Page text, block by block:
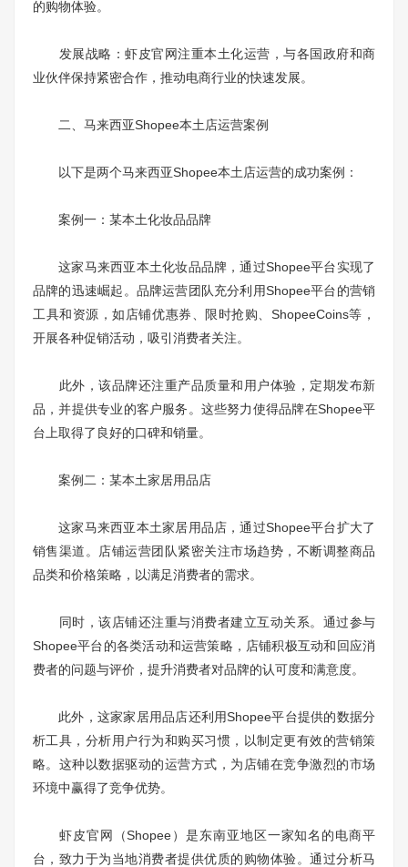
的购物体验。
发展战略：虾皮官网注重本土化运营，与各国政府和商
业伙伴保持紧密合作，推动电商行业的快速发展。
二、马来西亚Shopee本土店运营案例
以下是两个马来西亚Shopee本土店运营的成功案例：
案例一：某本土化妆品品牌
这家马来西亚本土化妆品品牌，通过Shopee平台实现了
品牌的迅速崛起。品牌运营团队充分利用Shopee平台的营销
工具和资源，如店铺优惠券、限时抢购、ShopeeCoins等，
开展各种促销活动，吸引消费者关注。
此外，该品牌还注重产品质量和用户体验，定期发布新
品，并提供专业的客户服务。这些努力使得品牌在Shopee平
台上取得了良好的口碑和销量。
案例二：某本土家居用品店
这家马来西亚本土家居用品店，通过Shopee平台扩大了
销售渠道。店铺运营团队紧密关注市场趋势，不断调整商品
品类和价格策略，以满足消费者的需求。
同时，该店铺还注重与消费者建立互动关系。通过参与
Shopee平台的各类活动和运营策略，店铺积极互动和回应消
费者的问题与评价，提升消费者对品牌的认可度和满意度。
此外，这家家居用品店还利用Shopee平台提供的数据分
析工具，分析用户行为和购买习惯，以制定更有效的营销策
略。这种以数据驱动的运营方式，为店铺在竞争激烈的市场
环境中赢得了竞争优势。
虾皮官网（Shopee）是东南亚地区一家知名的电商平
台，致力于为当地消费者提供优质的购物体验。通过分析马